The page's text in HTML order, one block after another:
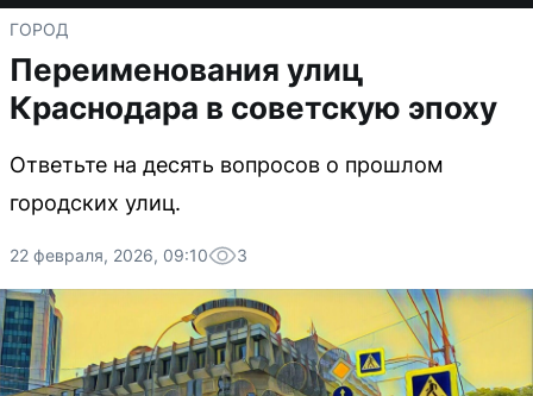
ГОРОД
Переименования улиц
Краснодара в советскую эпоху
Ответьте на десять вопросов о прошлом
городских улиц.
22 февраля, 2026, 09:10 3